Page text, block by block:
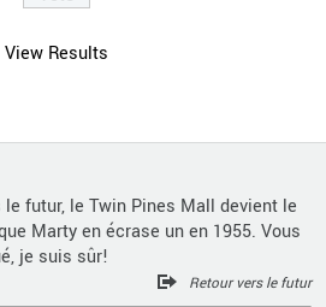
View Results
futur, le Twin Pines Mall devient le
Marty en écrase un en 1955. Vous
je suis sûr!
Retour vers le futur